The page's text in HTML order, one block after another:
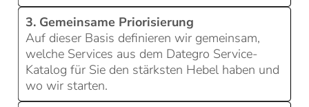
3. Gemeinsame Priorisierung
Auf dieser Basis definieren wir gemeinsam,
welche Services aus dem Dategro Service-
Katalog für Sie den stärksten Hebel haben und
wo wir starten.